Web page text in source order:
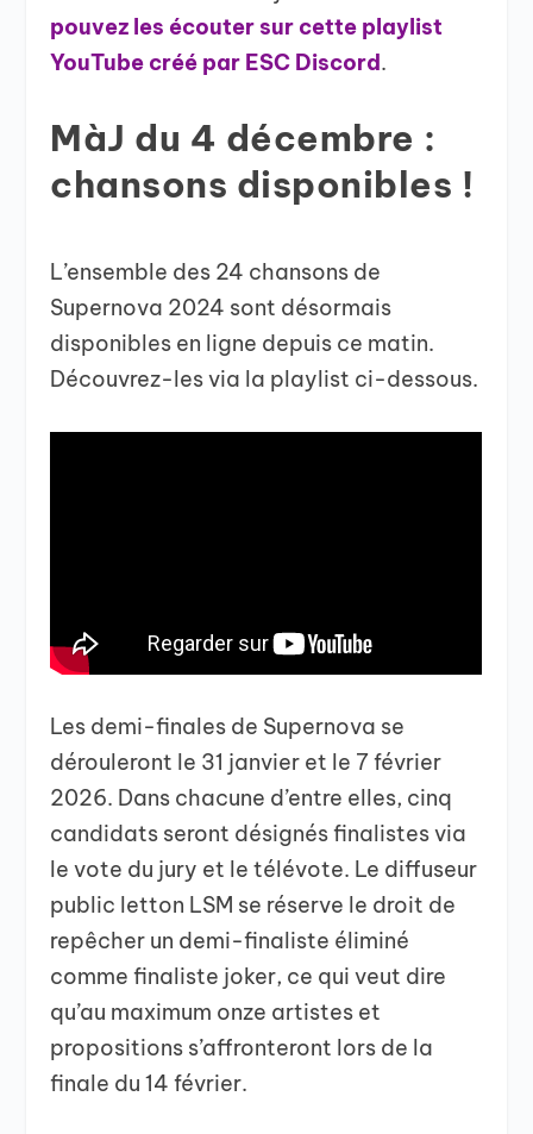
pouvez les écouter sur cette playlist
YouTube créé par ESC Discord.
MàJ du 4 décembre :
chansons disponibles !
L’ensemble des 24 chansons de
Supernova 2024 sont désormais
disponibles en ligne depuis ce matin.
Découvrez-les via la playlist ci-dessous.
Les demi-finales de Supernova se
dérouleront le 31 janvier et le 7 février
2026. Dans chacune d’entre elles, cinq
candidats seront désignés finalistes via
le vote du jury et le télévote. Le diffuseur
public letton LSM se réserve le droit de
repêcher un demi-finaliste éliminé
comme finaliste joker, ce qui veut dire
qu’au maximum onze artistes et
propositions s’affronteront lors de la
finale du 14 février.